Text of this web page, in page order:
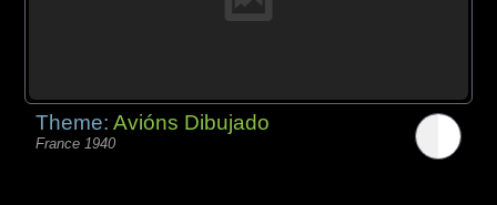
Theme:Avións Dibujado
France 1940